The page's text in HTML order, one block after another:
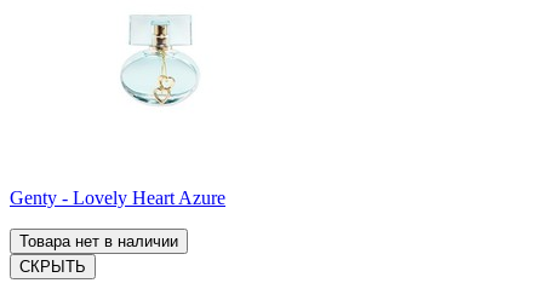
Genty - Lovely Heart Azure
Товара нет в наличии
СКРЫТЬ